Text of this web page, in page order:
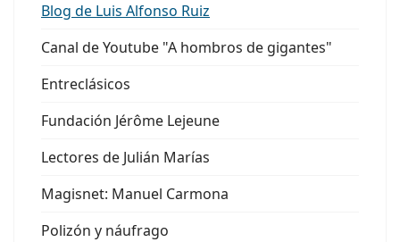
Blog de Luis Alfonso Ruiz
Canal de Youtube "A hombros de gigantes"
Entreclásicos
Fundación Jérôme Lejeune
Lectores de Julián Marías
Magisnet: Manuel Carmona
Polizón y náufrago